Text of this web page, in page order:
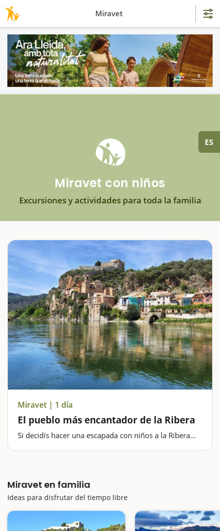
ES
Miravet con niños
Excursiones y actividades para toda la familia
Miravet | 1 día
El pueblo más encantador de la Ribera
Si decidís hacer una escapada con niños a la Ribera
antiguos, casas porticadas,…
Miravet en familia
Ideas para disfrutar del tiempo libre
Miravet